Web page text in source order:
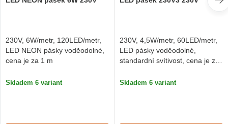
230V, 6W/metr, 120LED/metr,
LED NEON pásky voděodolné,
cena je za 1 m
Skladem 6 variant
230V, 4,5W/metr, 60LED/metr,
LED pásky voděodolné,
standardní svítivost, cena je za
Skladem 6 variant